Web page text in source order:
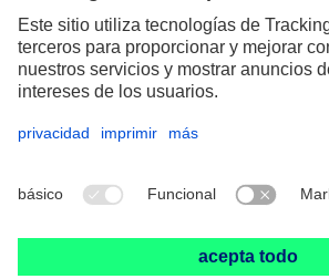
pferd-es@pferd.com
Aviso legal
CGV